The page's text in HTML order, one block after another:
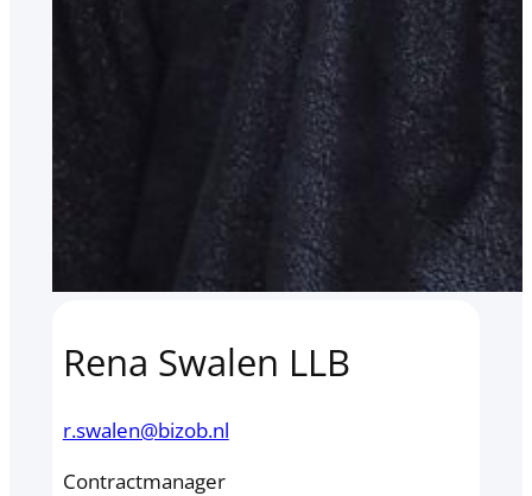
Rena Swalen LLB
r.swalen@bizob.nl
Contractmanager